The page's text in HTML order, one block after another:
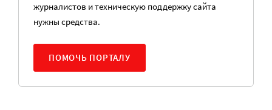
журналистов и техническую поддержку сайта
нужны средства.
ПОМОЧЬ ПОРТАЛУ